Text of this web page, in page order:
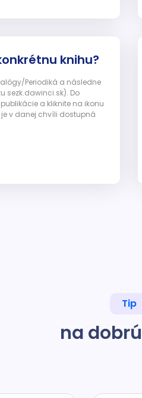
knihu?
Periodiká a následne
sezk.dawinci.sk). Do
a kliknite na ikonu
je v danej chvíli dostupná
Tip
na